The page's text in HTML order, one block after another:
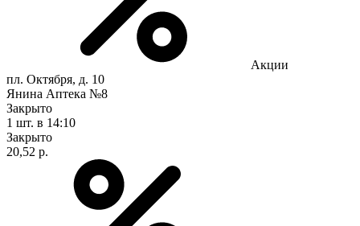
Акции
пл. Октября, д. 10
Янина Аптека №8
Закрыто
1 шт. в 14:10
Закрыто
20,52 р.